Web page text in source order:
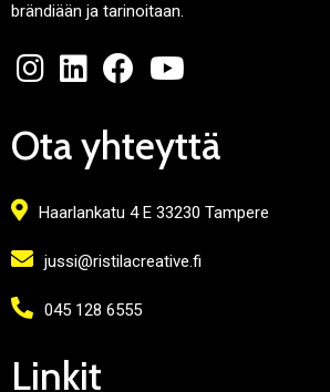
brändiään ja tarinoitaan.
Ota yhteyttä
Haarlankatu 4 E 33230 Tampere
jussi@ristilacreative.fi
045 128 6555
Linkit